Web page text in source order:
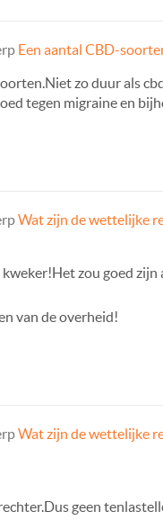
Een aantal CBD-
zo duur als
tegen migraine en
Wat zijn de wettelijke
zou goed
van de overheid!
Wat zijn de wettelijke
geen